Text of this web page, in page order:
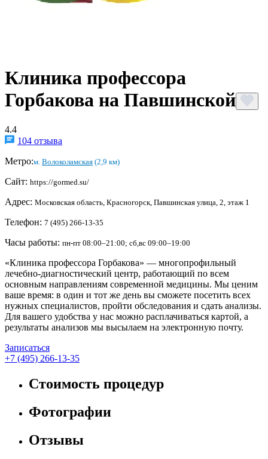
Клиника профессора
Горбакова на Павшинской
4.4
104 отзыва
Метро:м. Волоколамская (2,9 км)
Сайт: https://gormed.su/
Адрес: Московская область, Красногорск, Павшинская улица, 2, этаж 1
Телефон: 7 (495) 266-13-35
Часы работы: пн-пт 08:00–21:00; сб,вс 09:00–19:00
«Клиника профессора Горбакова» — многопрофильный
лечебно-диагностический центр, работающий по всем
основным направлениям современной медицины. Мы ценим
ваше время: в один и тот же день вы сможете посетить всех
нужных специалистов, пройти обследования и сдать анализы.
Для вашего удобства у нас можно расплачиваться картой, а
результаты анализов мы высылаем на электронную почту.
Записаться
+7 (495) 266-13-35
Стоимость процедур
Фотографии
Отзывы